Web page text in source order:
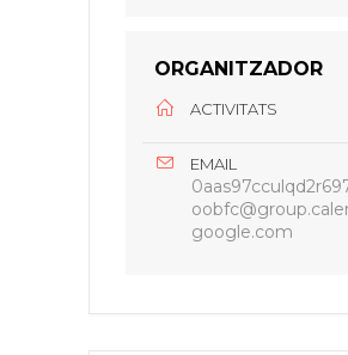
ORGANITZADOR
ACTIVITATS
EMAIL
google.com